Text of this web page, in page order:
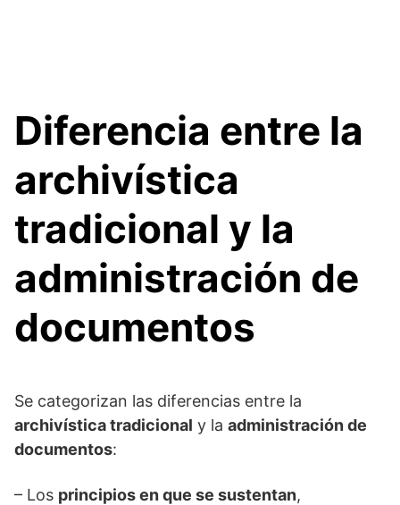
Diferencia entre la
archivística
tradicional y la
administración de
documentos
Se categorizan las diferencias entre la
archivística tradicional y la administración de
documentos:
– Los principios en que se sustentan,